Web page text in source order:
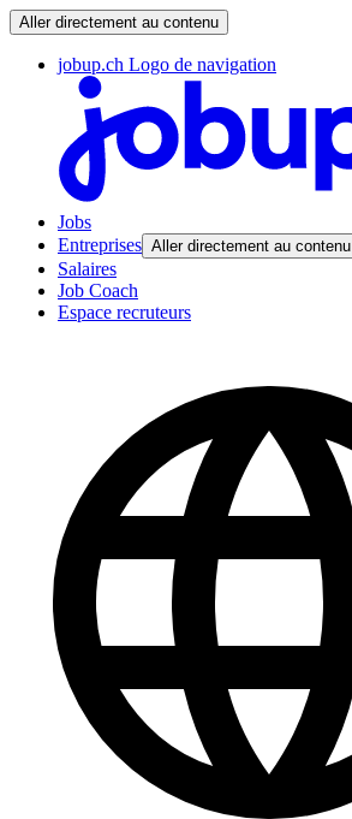
Aller directement au contenu
jobup.ch Logo de navigation
Jobs
Entreprises Aller directement au contenu
Salaires
Job Coach
Espace recruteurs